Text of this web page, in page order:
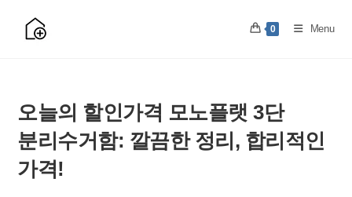
0 Menu
오늘의 할인가격 모노플랫 3단
분리수거함: 깔끔한 정리, 합리적인
가격!